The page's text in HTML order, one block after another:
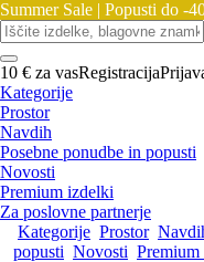
Summer Sale | Popusti do -
10 € za vasRegistracija
Kategorije
Prostor
Navdih
Posebne ponudbe in popusti
Novosti
Premium izdelki
Za poslovne partnerje
Kategorije Prostor
popusti Novosti